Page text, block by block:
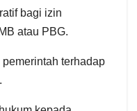
bagi izin
atau PBG.
terhadap